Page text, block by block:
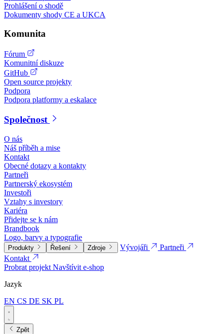
Prohlášení o shodě
Dokumenty shody CE a UKCA
Komunita
Fórum
Komunitní diskuze
GitHub
Open source projekty
Podpora
Podpora platformy a eskalace
Společnost
O nás
Náš příběh a mise
Kontakt
Obecné dotazy a kontakty
Partneři
Partnerský ekosystém
Investoři
Vztahy s investory
Kariéra
Přidejte se k nám
Brandbook
Logo, barvy a typografie
Produkty Řešení Zdroje Vývojáři
Partneři
Kontakt
Probrat projektNavštívit e-shop
Jazyk
EN CS DE SK PL
Zpět